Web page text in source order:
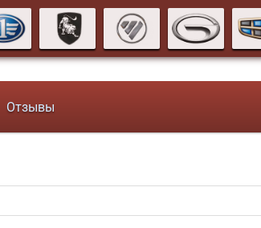
Отзывы